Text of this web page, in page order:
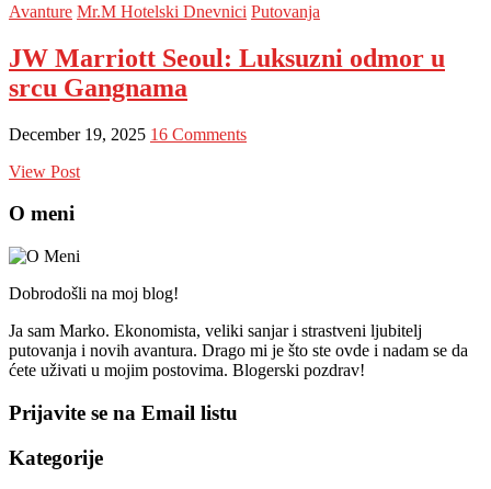
Avanture Mr.M Hotelski Dnevnici Putovanja
JW Marriott Seoul: Luksuzni odmor u
srcu Gangnama
December 19, 2025 16 Comments
View Post
O meni
Dobrodošli na moj blog!
Ja sam Marko. Ekonomista, veliki sanjar i strastveni ljubitelj
putovanja i novih avantura. Drago mi je što ste ovde i nadam se da
ćete uživati u mojim postovima. Blogerski pozdrav!
Prijavite se na Email listu
Kategorije